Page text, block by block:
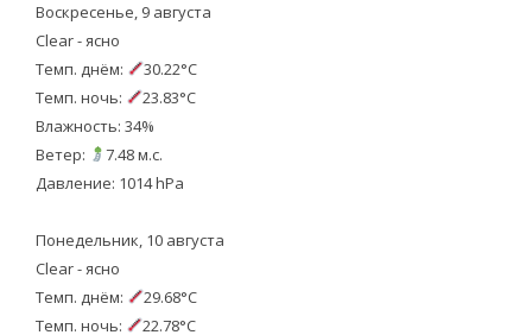
Воскресенье, 9 августа
Clear - ясно
Темп. днём:
30.22°C
Темп. ночь:
23.83°C
Влажность: 34%
Ветер:
7.48 м.с.
Давление: 1014 hPa
Понедельник, 10 августа
Clear - ясно
Темп. днём:
29.68°C
Темп. ночь:
22.78°C